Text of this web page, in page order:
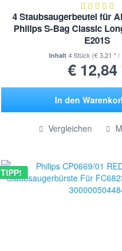
4 Staubsaugerbeutel für
Philips S-Bag Classic
E201S
Inhalt4 Stück (€ 3,21 * /
€ 12,84
In den
Vergleichen
TIPP!